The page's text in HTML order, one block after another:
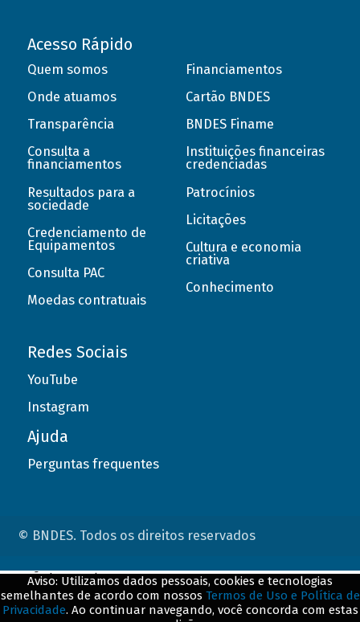
Acesso Rápido
Quem somos
Onde atuamos
Transparência
Consulta a
financiamentos
Resultados para a
sociedade
Credenciamento de
Equipamentos
Consulta PAC
Moedas contratuais
Financiamentos
Cartão BNDES
BNDES Finame
Instituições financeiras
credenciadas
Patrocínios
Licitações
Cultura e economia
criativa
Conhecimento
Redes Sociais
YouTube
Instagram
Ajuda
Perguntas frequentes
© BNDES. Todos os direitos reservados
Aviso: Utilizamos dados pessoais, cookies e tecnologias
semelhantes de acordo com nossos Termos de Uso e Política de
Privacidade. Ao continuar navegando, você concorda com estas
ConteÃºdo complementar
${title}${badge}